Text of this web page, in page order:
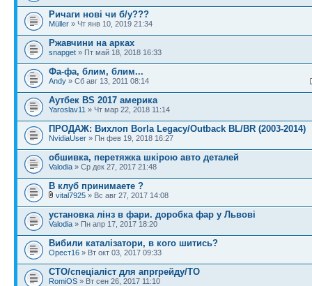
Ричаги нові чи б/у???
Müller » Чт янв 10, 2019 21:34
Ржавчини на арках
snapget » Пт май 18, 2018 16:33
Фа-фа, блим, блим...
Andy » Сб авг 13, 2011 08:14
Аутбек BS 2017 америка
Yaroslav11 » Чт мар 22, 2018 11:14
ПРОДАЖ: Вихлоп Borla Legacy/Outback BL/BR (2003-2014)
NvidiaUser » Пн фев 19, 2018 16:27
обшивка, перетяжка шкірою авто деталей
Valodia » Ср дек 27, 2017 21:48
В клуб принимаете ?
vital7925 » Вс авг 27, 2017 14:08
установка лінз в фари. доробка фар у Львові
Valodia » Пн апр 17, 2017 18:20
Вибили каталізатори, в кого шитись?
Орест16 » Вт окт 03, 2017 09:33
СТО/спеціаліст для апргрейду/ТО
RomiOS » Вт сен 26, 2017 11:10